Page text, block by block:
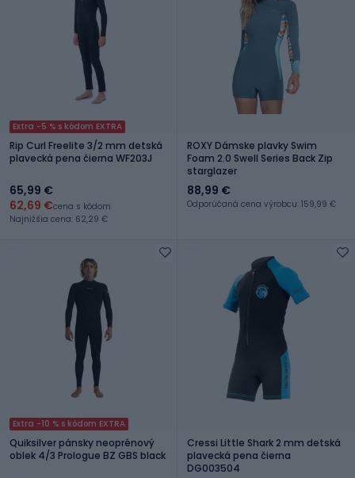
Extra -5 % s kódom EXTRA
Rip Curl Freelite 3/2 mm detská
plavecká pena čierna WF203J
65,99 €
62,69 €cena s kódom
Najnižšia cena: 62,29 €
ROXY Dámske plavky Swim
Foam 2.0 Swell Series Back Zip
starglazer
88,99 €
Odporúčaná cena výrobcu: 159,99 €
Extra -10 % s kódom EXTRA
Quiksilver pánsky neoprénový
oblek 4/3 Prologue BZ GBS black
Cressi Little Shark 2 mm detská
plavecká pena čierna
DG003504